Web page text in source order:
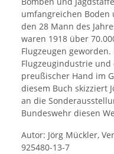
umfangreichen Boden
den 28 Mann des
waren 1918 über
Flugzeugen
Flugzeugindustrie
preußischer Hand im
diesem Buch skizziert
an die
Bundeswehr diesen
Autor: Jörg Mückler,
925480-13-7